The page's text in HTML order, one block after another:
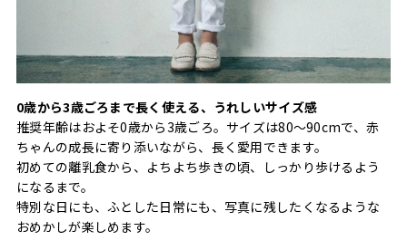
0歳から3歳ごろまで長く使える、うれしいサイズ感
推奨年齢はおよそ0歳から3歳ごろ。サイズは80〜90cmで、赤
ちゃんの成長に寄り添いながら、長く愛用できます。
初めての離乳食から、よちよち歩きの頃、しっかり歩けるよう
になるまで。
特別な日にも、ふとした日常にも、写真に残したくなるような
おめかしが楽しめます。